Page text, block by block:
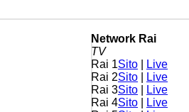
Network Rai
TV
Rai 1Sito
Live
Rai 2Sito
Live
Rai 3Sito
Live
Rai 4Sito
Live